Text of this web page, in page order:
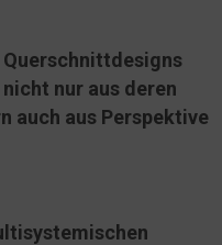
nur aus deren
auch aus Perspektive